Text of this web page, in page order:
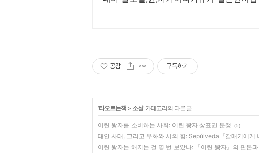
공감 구독하기
'타오르는책 > 소설' 카테고리의 다른 글
어린 왕자를 소비하는 사회: 어린 왕자 상표권 분쟁 (5)
태안 사태, 그리고 우화와 시의 힘: Sepúlveda『갈매기에게
어린 왕자는 해지는 걸 몇 번 보았나: 『어린 왕자』의 판본과